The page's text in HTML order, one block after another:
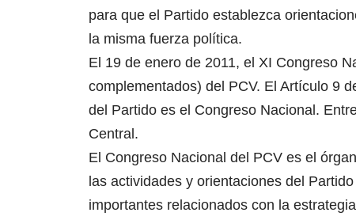
para que el Partido establezca
la misma fuerza política.
El 19 de enero de 2011, el XI Congreso
complementados) del PCV. El Artículo 9
del Partido es el Congreso Nacional.
Central.
El Congreso Nacional del PCV es el
las actividades y orientaciones del
importantes relacionados con la